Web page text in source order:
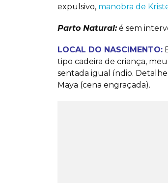
expulsivo, manobra de
Parto Natural:é sem
LOCAL DO NASCIMENTO:
tipo cadeira de criança,
sentada igual índio.
Maya (cena engraçada).